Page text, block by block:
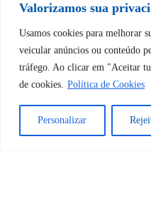
Valorizamos sua
Usamos cookies para melhorar
veicular anúncios ou conteúdo
tráfego. Ao clicar em "Aceitar
de cookies. Política de Cookies
Personalizar
Tem
desbloquear
Sim